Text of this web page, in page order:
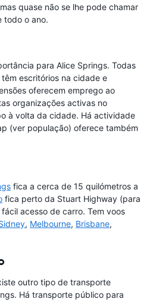
quase não se lhe pode chamar
todo o ano.
para Alice Springs. Todas
escritórios na cidade e
oferecem emprego ao
organizações activas no
à volta da cidade. Há actividade
(ver população) oferece também
fica a cerca de 15 quilómetros a
fica perto da Stuart Highway (para
acesso de carro. Tem voos
, Melbourne, Brisbane,
outro tipo de transporte
Há transporte público para